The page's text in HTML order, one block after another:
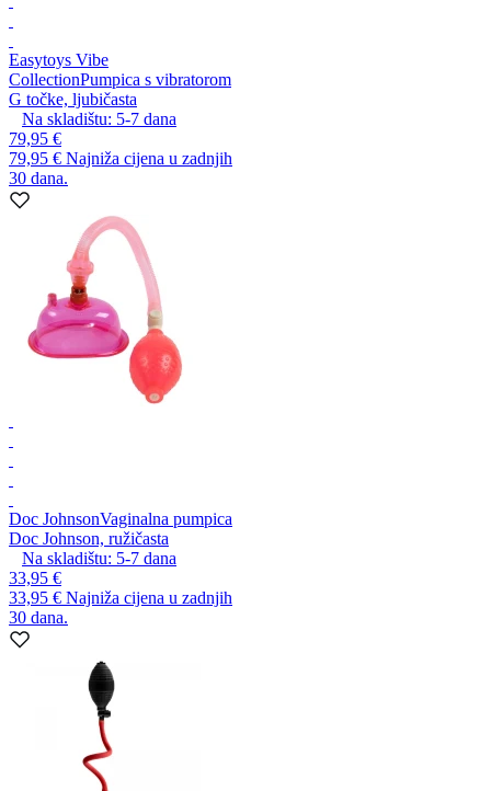
Easytoys Vibe
CollectionPumpica s vibratorom
G točke, ljubičasta
Na skladištu: 5-7 dana
79,95 €
79,95 € Najniža cijena u zadnjih
30 dana.
Doc JohnsonVaginalna pumpica
Doc Johnson, ružičasta
Na skladištu: 5-7 dana
33,95 €
33,95 € Najniža cijena u zadnjih
30 dana.